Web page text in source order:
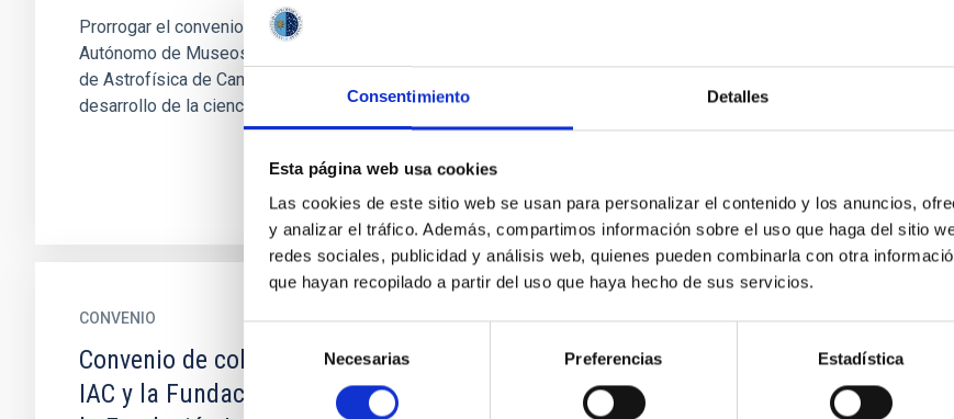
Consentimiento Detalles
Esta página web usa cookies
Las cookies de este sitio web se usan para personalizar el contenido y los anuncios,
y analizar el tráfico. Además, compartimos información sobre el uso que haga del sitio
redes sociales, publicidad y análisis web, quienes pueden combinarla con otra
que hayan recopilado a partir del uso que haya hecho de sus servicios.
consentimiento
Necesarias Preferencias Estadística
Prorrogar el convenio entre el Organismo
Autónomo de Museos y Centros y el Instituto
de Astrofísica de Canarias, para la difusión y el
desarrollo de la ciencia...
CONVENIO
Convenio de colaboración entre el
IAC y la Fundación CajaCanarias y
CONVENIO
Convenio entre el Instituto de
Astrofísica de Canarias y Cantera